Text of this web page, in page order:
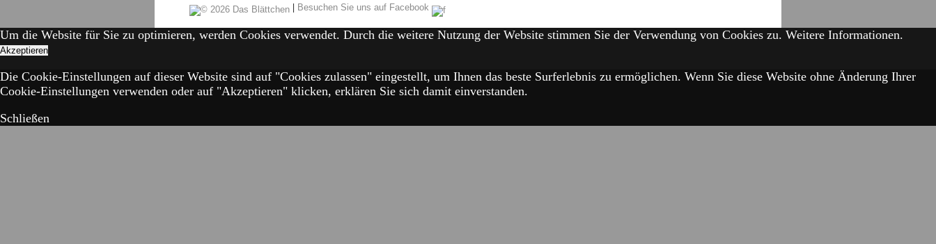
| Besuchen Sie uns auf Facebook
Um die Website für Sie zu optimieren, werden Cookies verwendet. Durch die weitere Nutzung der Website stimmen Sie der Verwendung von Cookies zu. Weitere Informationen.
Akzeptieren
Die Cookie-Einstellungen auf dieser Website sind auf "Cookies zulassen" eingestellt, um Ihnen das beste Surferlebnis zu ermöglichen. Wenn Sie diese Website ohne Änderung Ihrer
Cookie-Einstellungen verwenden oder auf "Akzeptieren" klicken, erklären Sie sich damit einverstanden.
Schließen